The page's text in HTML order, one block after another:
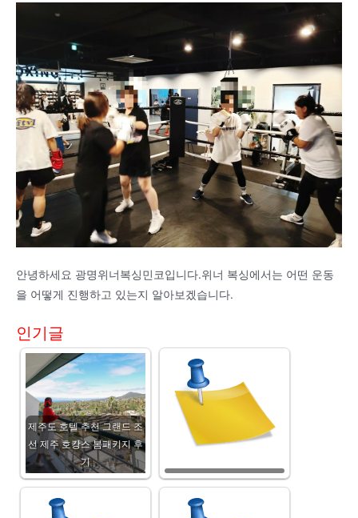
안녕하세요 광명위너복싱민코입니다.위너 복싱에서는 어떤 운동
을 어떻게 진행하고 있는지 알아보겠습니다.
인기글
제주도 호텔 추천 그랜드 조
선 제주 호캉스 봄패키지 후
기